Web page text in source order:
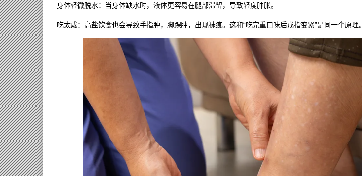
身体轻微脱水：当身体缺水时，液体更容易在腿部滞留，导致轻度肿胀。
吃太咸：高盐饮食也会导致手指肿，脚踝肿，出现袜痕。这和“吃完重口味后戒指变紧”是同一个原理。